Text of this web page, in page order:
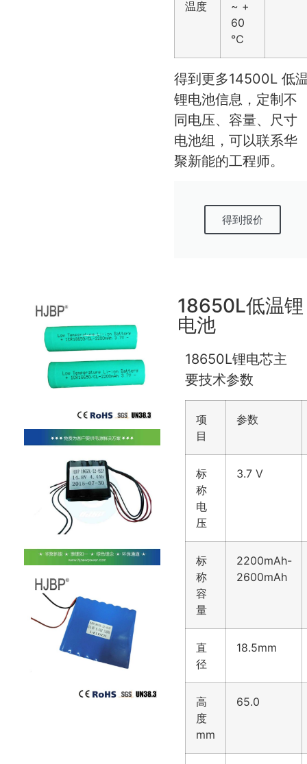
温度
~ +
60
℃
得到更多14500L 低
锂电池信息，定制不
同电压、容量、尺寸
电池组，可以联系华
聚新能的工程师。
得到报价
18650L低温锂
电池
18650L锂电芯主
要技术参数
项
目
参数
标
称
电
压
3.7 V
标
称
容
量
2200mAh-
2600mAh
直
径
18.5mm
高
度
mm
65.0